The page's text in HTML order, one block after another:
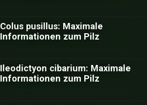
Colus pusillus: Maximale
Informationen zum Pilz
Ileodictyon cibarium: Maximale
Informationen zum Pilz